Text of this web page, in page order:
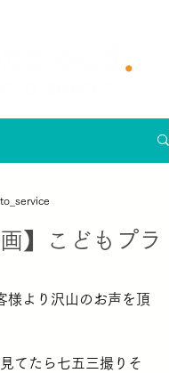
】こどもプラ
様より沢山のお声を頂
てたら七五三撮りそ